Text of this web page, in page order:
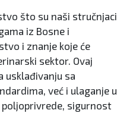
što su naši stručnjaci
iz Bosne i
i znanje koje će
sektor. Ovaj
usklađivanju sa
već i ulaganje u
sigurnost